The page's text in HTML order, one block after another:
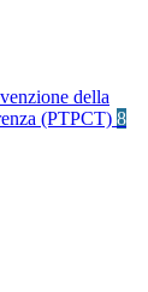
della
(PTPCT) 8